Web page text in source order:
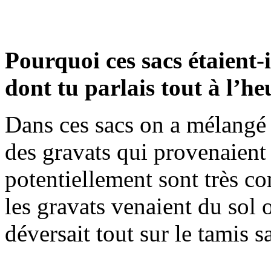
Pourquoi ces sacs
dont tu parlais tout à
Dans ces sacs on a
des gravats qui
potentiellement sont très
les gravats venaient du sol
déversait tout sur le tamis